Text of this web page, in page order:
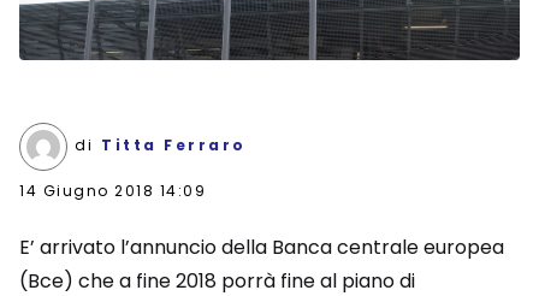
di Titta Ferraro
14 Giugno 2018 14:09
E’ arrivato l’annuncio della Banca centrale europea
(Bce) che a fine 2018 porrà fine al piano di